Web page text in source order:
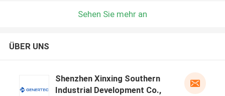
Sehen Sie mehr an
ÜBER UNS
Shenzhen Xinxing Southern
Industrial Development Co.,